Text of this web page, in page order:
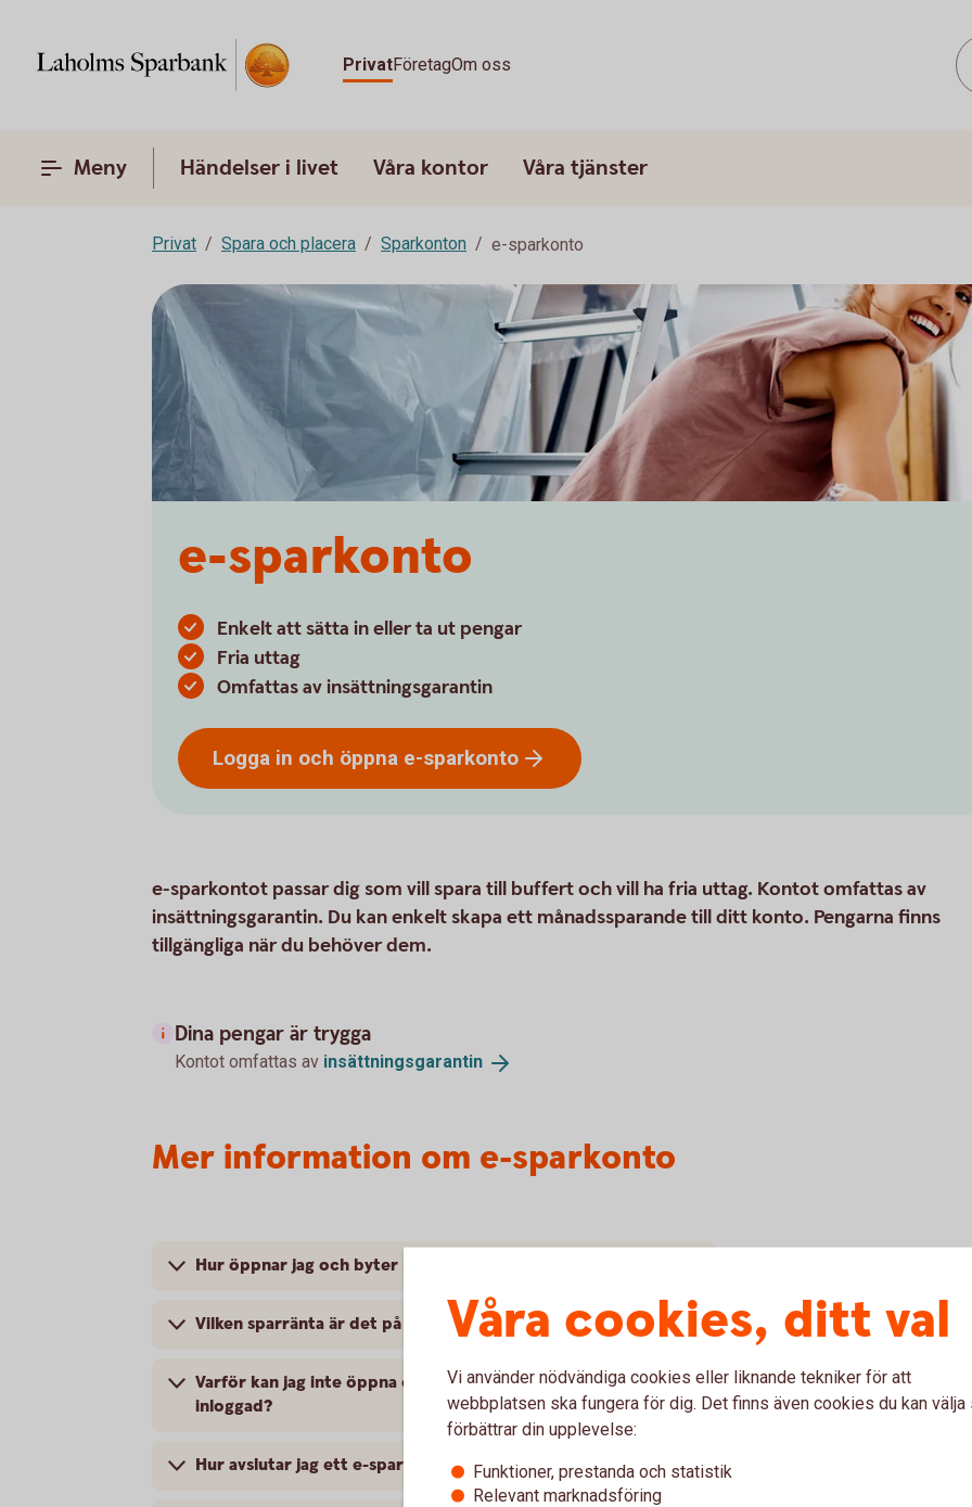
PrivatFöretagOm oss
Meny Händelser i livet Våra kontor Våra tjänster
Privat Spara och placera Sparkonton e-sparkonto
e-sparkonto
Enkelt att sätta in eller ta ut pengar
Fria uttag
Omfattas av insättningsgarantin
Logga in och öppna e-sparkonto
e-sparkontot passar dig som vill spara till buffert och vill ha fria uttag. Kontot omfattas av
insättningsgarantin. Du kan enkelt skapa ett månadssparande till ditt konto. Pengarna finns
tillgängliga när du behöver dem.
Dina pengar är trygga
Kontot omfattas av insättningsgarantin
Mer information om e-sparkonto
Hur öppnar jag och byter namn på e-sparkonto online?
Vilken sparränta är det på e-sparkonto?
Varför kan jag inte öppna ett till e-sparkonto när jag är
inloggad?
Hur avslutar jag ett e-sparkonto?
Våra cookies, ditt val
Vi använder nödvändiga cookies eller liknande tekniker för att
webbplatsen ska fungera för dig. Det finns även cookies du kan välja
förbättrar din upplevelse:
Funktioner, prestanda och statistik
Relevant marknadsföring